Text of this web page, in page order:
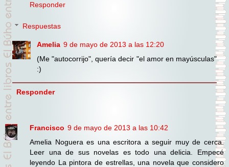
Responder
Respuestas
Amelia 9 de mayo de 2013 a las 12:20
(Me "autocorrijo", quería decir "el amor en mayúsculas"
:)
Responder
Francisco 9 de mayo de 2013 a las 10:42
Amelia Noguera es una escritora a seguir muy de cerca.
Leer una de sus novelas es todo una delicia. Empecé
leyendo La pintora de estrellas, una novela que considero